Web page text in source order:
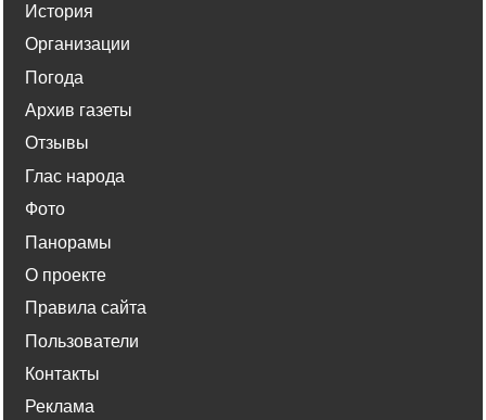
История
Организации
Погода
Архив газеты
Отзывы
Глас народа
Фото
Панорамы
О проекте
Правила сайта
Пользователи
Контакты
Реклама